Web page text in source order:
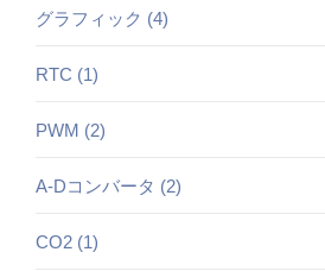
グラフィック (4)
RTC (1)
PWM (2)
A-Dコンバータ (2)
CO2 (1)